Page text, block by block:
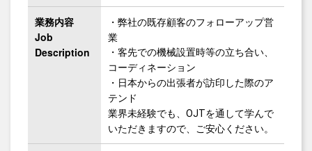
業務内容
Job
Description
・弊社の既存顧客のフォローアップ営
業
・客先での機械設置時等の立ち合い、
コーディネーション
・日本からの出張者が訪印した際のア
テンド
業界未経験でも、OJTを通して学んで
いただきますので、ご安心ください。